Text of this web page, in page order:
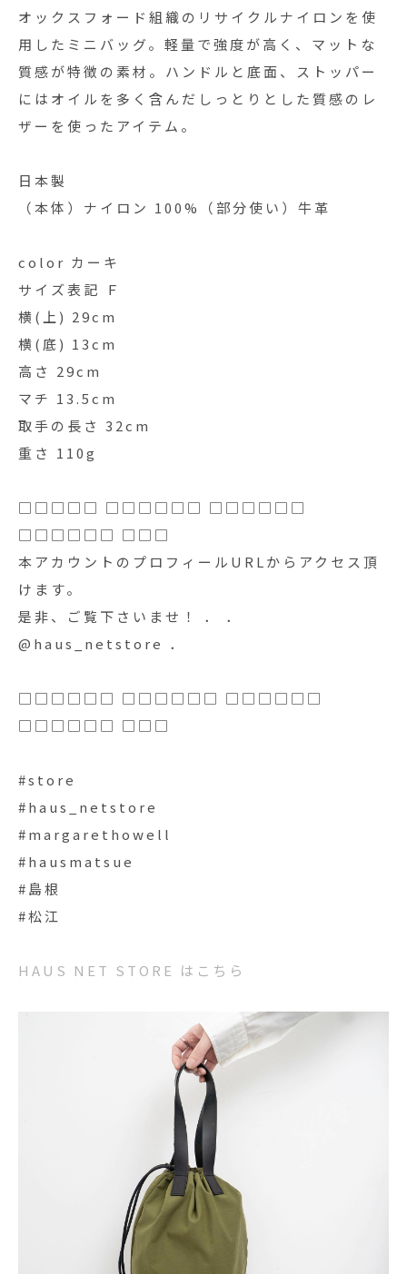
オックスフォード組織のリサイクルナイロンを使
用したミニバッグ。軽量で強度が高く、マットな
質感が特徴の素材。ハンドルと底面、ストッパー
にはオイルを多く含んだしっとりとした質感のレ
ザーを使ったアイテム。
日本製
（本体）ナイロン 100%（部分使い）牛革
color カーキ
サイズ表記 Ｆ
横(上) 29cm
横(底) 13cm
高さ 29cm
マチ 13.5cm
取手の長さ 32cm
重さ 110g
□□□□□ □□□□□□ □□□□□□
□□□□□□ □□□
本アカウントのプロフィールURLからアクセス頂
けます。
是非、ご覧下さいませ！ ． ．
@haus_netstore ．
□□□□□□ □□□□□□ □□□□□□
□□□□□□ □□□
#store
#haus_netstore
#margarethowell
#hausmatsue
#島根
#松江
HAUS NET STORE はこちら